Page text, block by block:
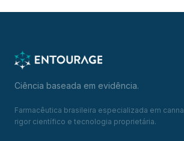
Ciência baseada em evidência.
Farmacêutica brasileira especializada em
rigor científico e tecnologia proprietária.